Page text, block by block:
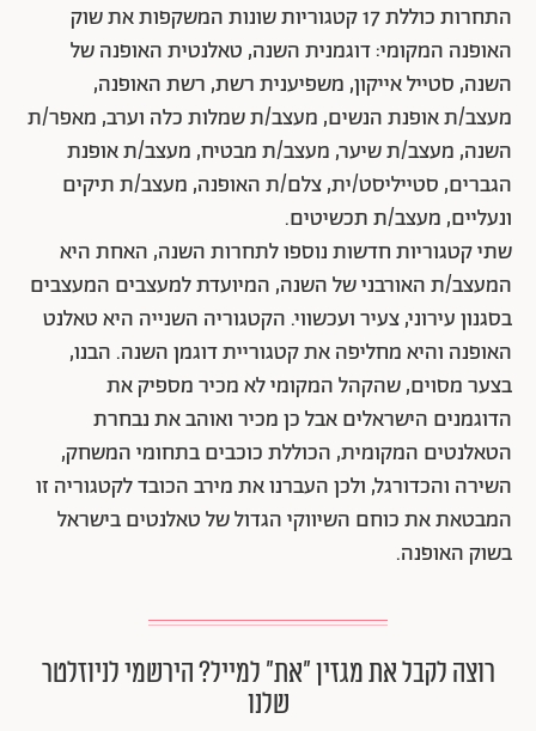
התחרות כוללת 17 קטגוריות שונות המשקפות את שוק
האופנה המקומי: דוגמנית השנה, טאלנטית האופנה של
השנה, סטייל אייקון, משפיענית רשת, רשת האופנה,
מעצב/ת אופנת הנשים, מעצב/ת שמלות כלה וערב, מאפר/ת
השנה, מעצב/ת שיער, מעצב/ת מבטיח, מעצב/ת אופנת
הגברים, סטייליסט/ית, צלם/ת האופנה, מעצב/ת תיקים
ונעליים, מעצב/ת תכשיטים.
שתי קטגוריות חדשות נוספו לתחרות השנה, האחת היא
המעצב/ת האורבני של השנה, המיועדת למעצבים המעצבים
בסגנון עירוני, צעיר ועכשווי. הקטגוריה השנייה היא טאלנט
האופנה והיא מחליפה את קטגוריית דוגמן השנה. הבנו,
בצער מסוים, שהקהל המקומי לא מכיר מספיק את
הדוגמנים הישראלים אבל כן מכיר ואוהב את נבחרת
הטאלנטים המקומית, הכוללת כוכבים בתחומי המשחק,
השירה והכדורגל, ולכן העברנו את מירב הכובד לקטגוריה זו
המבטאת את כוחם השיווקי הגדול של טאלנטים בישראל
בשוק האופנה.
רוצה לקבל את מגזין ״את״ למייל? הירשמי לניוזלטר
שלנו